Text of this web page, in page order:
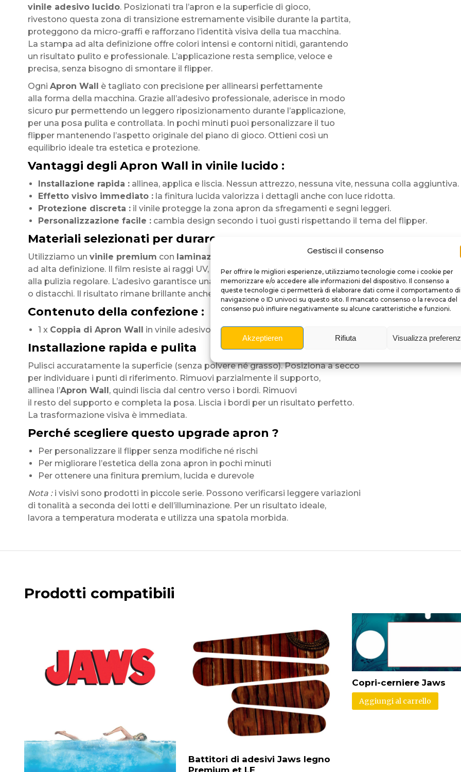
Gestisci il consenso
Per offrire le migliori esperienze, utilizziamo tecnologie come i cookie per
memorizzare e/o accedere alle informazioni del dispositivo. Il consenso a
queste tecnologie ci permetterà di elaborare dati come il comportamento di
navigazione o ID univoci su questo sito. Il mancato consenso o la revoca del
consenso può influire negativamente su alcune caratteristiche e funzioni.
Akzeptieren Rifiuta Visualizza
vinile adesivo lucido. Posizionati tra l’apron e la superficie di gioco,
rivestono questa zona di transizione estremamente visibile durante la partita,
proteggono da micro-graffi e rafforzano l’identità visiva della tua macchina.
La stampa ad alta definizione offre colori intensi e contorni nitidi, garantendo
un risultato pulito e professionale. L’applicazione resta semplice, veloce e
precisa, senza bisogno di smontare il flipper.
Ogni Apron Wall è tagliato con precisione per allinearsi perfettamente
alla forma della macchina. Grazie all’adesivo professionale, aderisce in modo
sicuro pur permettendo un leggero riposizionamento durante l’applicazione,
per una posa pulita e controllata. In pochi minuti puoi personalizzare il tuo
flipper mantenendo l’aspetto originale del piano di gioco. Ottieni così un
equilibrio ideale tra estetica e protezione.
Vantaggi degli Apron Wall in vinile lucido :
Installazione rapida :allinea, applica e liscia. Nessun attrezzo, nessuna vite, nessuna colla aggiuntiva.
Effetto visivo immediato :la finitura lucida valorizza i dettagli anche con luce ridotta.
Protezione discreta :il vinile protegge la zona apron da sfregamenti e segni leggeri.
Personalizzazione facile :cambia design secondo i tuoi gusti rispettando il tema del flipper.
Materiali selezionati per durare
Utilizziamo un vinile premium con laminazione lucida
ad alta definizione. Il film resiste ai raggi UV, alle piccole abrasioni e
alla pulizia regolare. L’adesivo garantisce una presa uniforme evitando bolle
o distacchi. Il risultato rimane brillante anche dopo numerose sessioni di gioco.
Contenuto della confezione :
1 x Coppia di Apron Wall in vinile adesivo lucido (taglio su misura)
Installazione rapida e pulita
Pulisci accuratamente la superficie (senza polvere né grasso). Posiziona a secco
per individuare i punti di riferimento. Rimuovi parzialmente il supporto,
allinea l’Apron Wall, quindi liscia dal centro verso i bordi. Rimuovi
il resto del supporto e completa la posa. Liscia i bordi per un risultato perfetto.
La trasformazione visiva è immediata.
Perché scegliere questo upgrade apron ?
Per personalizzare il flipper senza modifiche né rischi
Per migliorare l’estetica della zona apron in pochi minuti
Per ottenere una finitura premium, lucida e durevole
Nota :i visivi sono prodotti in piccole serie. Possono verificarsi leggere variazioni
di tonalità a seconda dei lotti e dell’illuminazione. Per un risultato ideale,
lavora a temperatura moderata e utilizza una spatola morbida.
Prodotti compatibili
Battitori di adesivi Jaws legno
Premium et LE
Copri-cerniere Jaws
Aggiungi al carrello